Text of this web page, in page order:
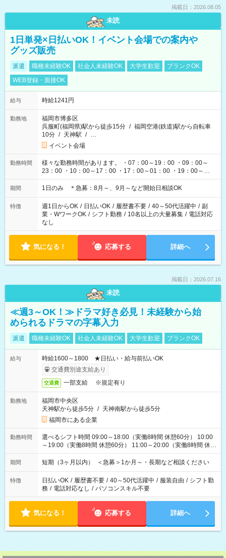
掲載日：2026.08.05
未読
1日単発×日払いOK！イベント会場での案内や
グッズ販売
派遣 職種未経験OK 社会人未経験OK 大学生歓迎
ブランクOK
WEB登録・面接OK
給与 時給1241円
勤務地
福岡市博多区
呉服町(福岡県)駅から徒歩15分 / 福岡空港(鉄道)駅から自転車
10分 / 天神駅 / …
イベント会場
勤務時間
様々な勤務時間があります。 ・07：00～19：00 ・09：00～
23：00 ・10：00～17：00 ・17：00～01：00 ・19：00～
03：00 etc イベント・ライブの開催時間によって変わりま
す。
期間 1日のみ ＊急募：8月～、9月～など開始日相談OK
特徴 週1日からOK / 日払いOK / 履歴書不要 / 40～50代活躍中 / 副
業・WワークOK / シフト勤務 / 10名以上の大量募集 / 電話対応
なし
気になる！ 応募する 詳細へ
掲載日：2026.07.16
未読
≪週3～OK！≫ドラマ好き必見！未経験から始
められるドラマの字幕入力
派遣 職種未経験OK 社会人未経験OK 大学生歓迎 ブランクOK
給与
時給1600～1800 ★日払い・給与前払いOK
交通費別途支給あり
交通費 一部支給 ※規定有り
勤務地
福岡市中央区
天神駅から徒歩5分 / 天神南駅から徒歩5分
福岡市にある企業
勤務時間
選べるシフト時間 09:00～18:00（実働8時間 休憩60分） 10:00
～19:00（実働8時間 休憩60分） 11:00～20:00（実働8時間 休憩
60分）
期間 短期（3ヶ月以内） ＜急募＞1か月～・長期など相談ください
特徴 日払いOK / 履歴書不要 / 40～50代活躍中 / 服装自由 / シフト勤
務 / 電話対応なし / パソコンスキル不要
気になる！ 応募する 詳細へ